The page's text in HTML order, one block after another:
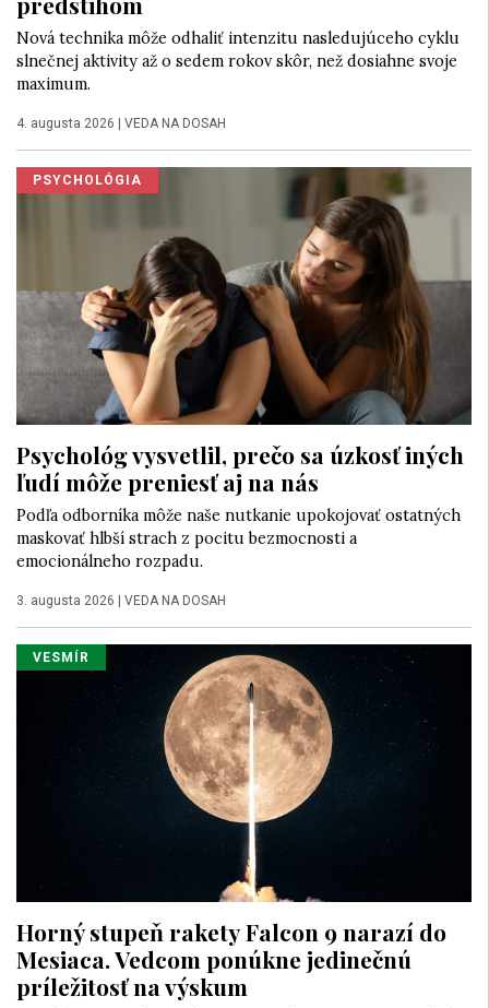
Nová technika môže odhaliť intenzitu nasledujúceho cyklu
slnečnej aktivity až o sedem rokov skôr, než dosiahne svoje
maximum.
4. augusta 2026 | VEDA NA DOSAH
PSYCHOLÓGIA
Psychológ vysvetlil, prečo sa úzkosť iných
ľudí môže preniesť aj na nás
Podľa odborníka môže naše nutkanie upokojovať ostatných
maskovať hlbší strach z pocitu bezmocnosti a
emocionálneho rozpadu.
3. augusta 2026 VEDA NA DOSAH
VESMÍR
Horný stupeň rakety Falcon 9 narazí do
Mesiaca. Vedcom ponúkne jedinečnú
príležitosť na výskum